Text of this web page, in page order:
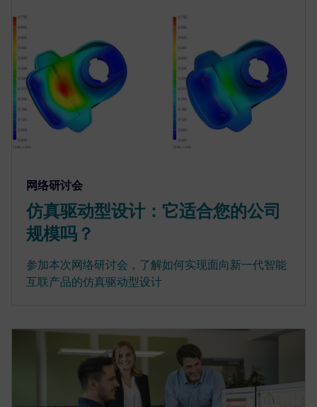
网络研讨会
仿真驱动型设计：它适合您的公司
规模吗？
参加本次网络研讨会，了解如何实现面向新一代智能
互联产品的仿真驱动型设计